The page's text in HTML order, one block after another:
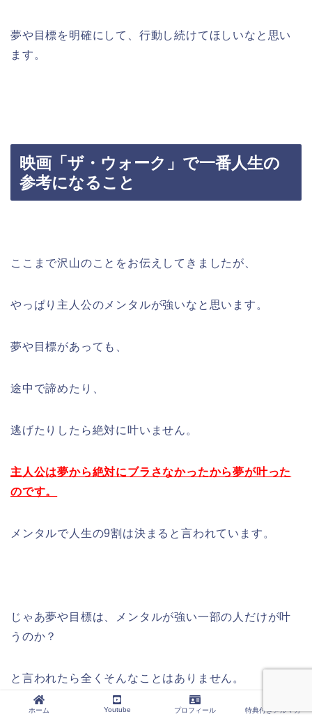
夢や目標を明確にして、行動し続けてほしいなと思い
ます。
映画「ザ・ウォーク」で一番人生の
参考になること
ここまで沢山のことをお伝えしてきましたが、
やっぱり主人公のメンタルが強いなと思います。
夢や目標があっても、
途中で諦めたり、
逃げたりしたら絶対に叶いません。
主人公は夢から絶対にブラさなかったから夢が叶った
のです。
メンタルで人生の9割は決まると言われています。
じゃあ夢や目標は、メンタルが強い一部の人だけが叶
うのか？
と言われたら全くそんなことはありません。
ホーム Youtube プロフィール 特典付きメルマガ